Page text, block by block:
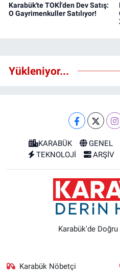
Karabük'te TOKİ'den Dev Satış:
O Gayrimenkuller Satılıyor!
Yükleniyor...
KARABÜK GENEL
TEKNOLOJİ
ARŞİV
Karabük'de
Karabük Nöbetçi